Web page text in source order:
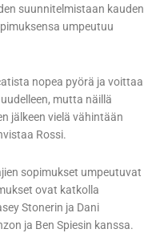
suunnitelmistaan kauden
umpeutuu
nopea pyörä ja voittaa
mutta näillä
jälkeen vielä vähintään
Rossi.
sopimukset umpeutuvat
ovat katkolla
Stonerin ja Dani
ja Ben Spiesin kanssa.